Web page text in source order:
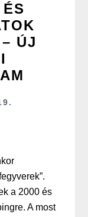
ÚJ
a 2000 és
A most